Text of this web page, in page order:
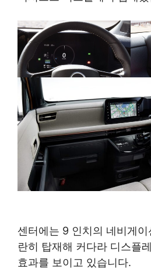
센터에는 9 인치의 네비게
란히 탑재해 커다라 디스플
효과를 보이고 있습니다.